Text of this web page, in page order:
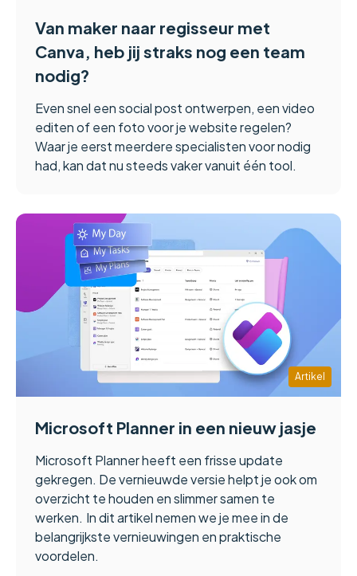
Van maker naar regisseur met
Canva, heb jij straks nog een team
nodig?
Even snel een social post ontwerpen, een video
editen of een foto voor je website regelen?
Waar je eerst meerdere specialisten voor nodig
had, kan dat nu steeds vaker vanuit één tool.
Artikel
Microsoft Planner in een nieuw jasje
Microsoft Planner heeft een frisse update
gekregen. De vernieuwde versie helpt je ook om
overzicht te houden en slimmer samen te
werken. In dit artikel nemen we je mee in de
belangrijkste vernieuwingen en praktische
voordelen.